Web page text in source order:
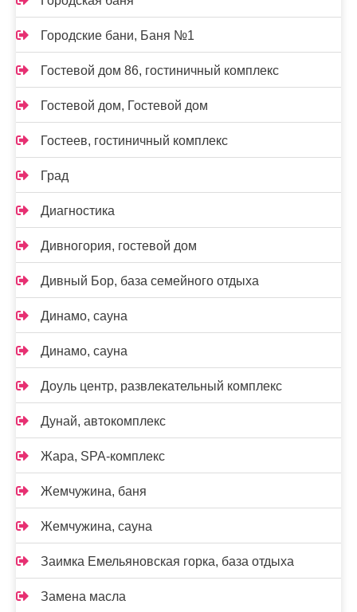
Городские бани, Баня №1
Гостевой дом 86, гостиничный комплекс
Гостевой дом, Гостевой дом
Гостеев, гостиничный комплекс
Град
Диагностика
Дивногория, гостевой дом
Дивный Бор, база семейного отдыха
Динамо, сауна
Динамо, сауна
Доуль центр, развлекательный комплекс
Дунай, автокомплекс
Жара, SPA-комплекс
Жемчужина, баня
Жемчужина, сауна
Заимка Емельяновская горка, база отдыха
Замена масла